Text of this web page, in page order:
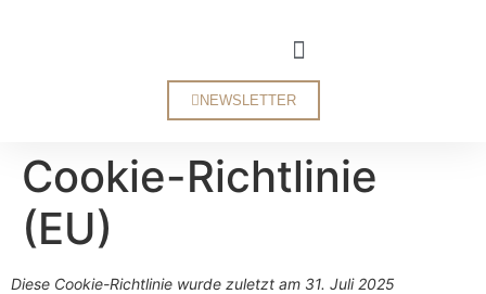
NEWSLETTER
Cookie-Richtlinie
(EU)
Diese Cookie-Richtlinie wurde zuletzt am 31. Juli 2025